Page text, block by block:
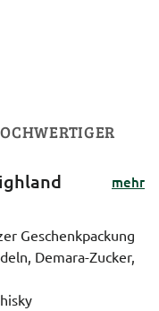
mehr
Geschenkpackung
Demara-Zucker,